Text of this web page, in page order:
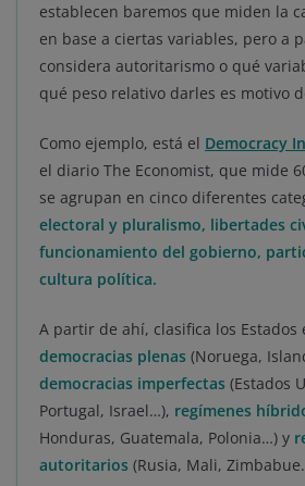
establecen baremos que miden la
en base a ciertas variables, pero a
considera autoritarismo o qué
qué peso relativo darles es motivo
Como ejemplo, está el Democracy
el diario The Economist, que mide
se agrupan en cinco diferentes
electoral y pluralismo, libertades
funcionamiento del gobierno,
cultura política.
A partir de ahí, clasifica los Estados
democracias plenas (Noruega,
democracias imperfectas (Estados
Portugal, Israel…), regímenes
Honduras, Guatemala, Polonia…) y
autoritarios (Rusia, Mali,